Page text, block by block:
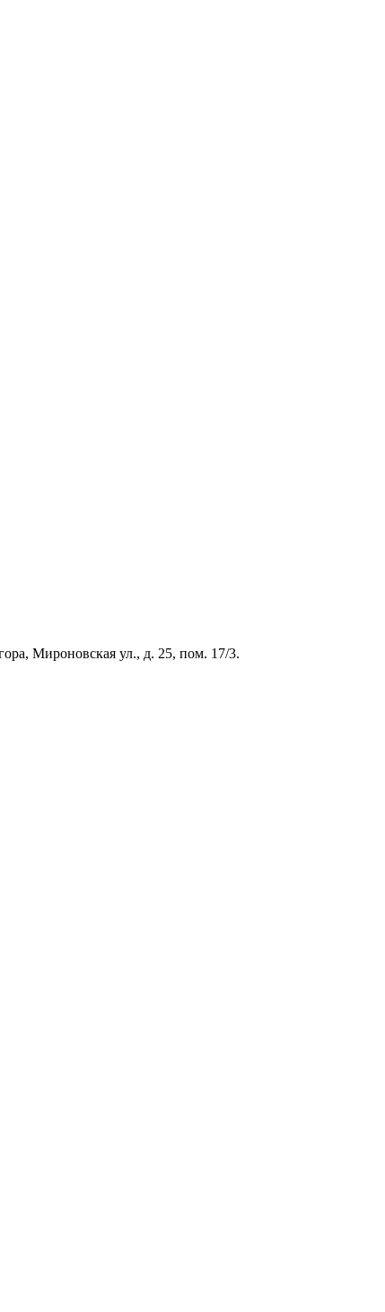
Мироновская ул., д. 25, пом. 17/3.